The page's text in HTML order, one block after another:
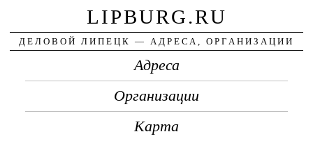
LIPBURG.RU
ДЕЛОВОЙ ЛИПЕЦК — АДРЕСА, ОРГАНИЗАЦИИ
Адреса
Организации
Карта